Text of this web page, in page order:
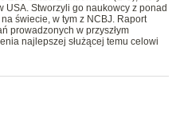
USA. Stworzyli go naukowcy z ponad
świecie, w tym z NCBJ. Raport
prowadzonych w przyszłym
najlepszej służącej temu celowi